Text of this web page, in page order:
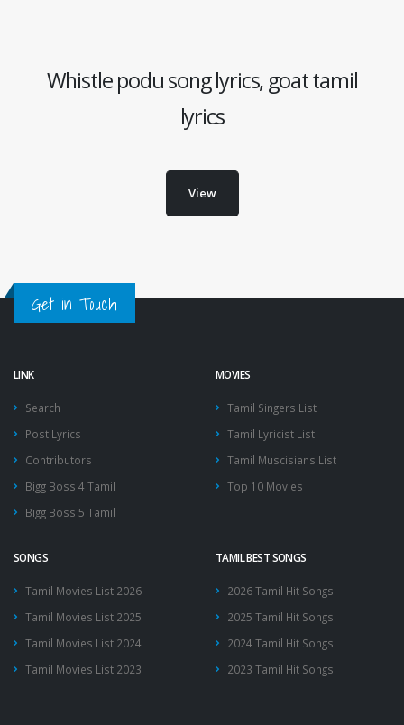
Whistle podu song lyrics, goat tamil
lyrics
View
Get in Touch
LINK
Search
Post Lyrics
Contributors
Bigg Boss 4 Tamil
Bigg Boss 5 Tamil
MOVIES
Tamil Singers List
Tamil Lyricist List
Tamil Muscisians List
Top 10 Movies
SONGS
Tamil Movies List 2026
Tamil Movies List 2025
Tamil Movies List 2024
Tamil Movies List 2023
TAMIL BEST SONGS
2026 Tamil Hit Songs
2025 Tamil Hit Songs
2024 Tamil Hit Songs
2023 Tamil Hit Songs